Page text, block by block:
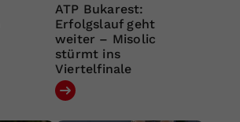
ATP Bukarest:
Erfolgslauf geht
weiter – Misolic
stürmt ins
Viertelfinale